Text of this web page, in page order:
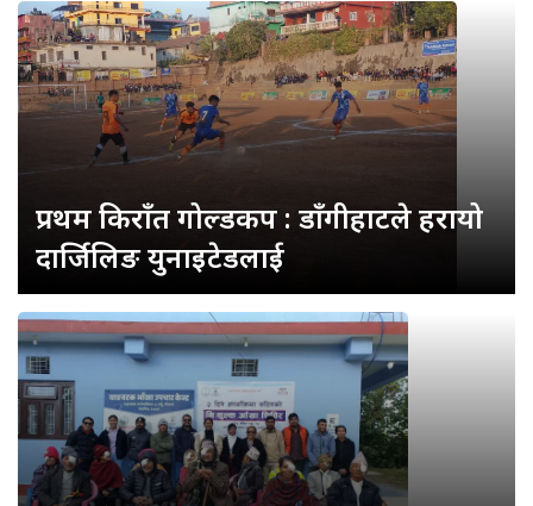
प्रथम किराँत गोल्डकप : डाँगीहाटले हरायो
दार्जिलिङ युनाइटेडलाई